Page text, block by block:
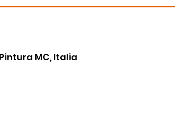
MC, Italia